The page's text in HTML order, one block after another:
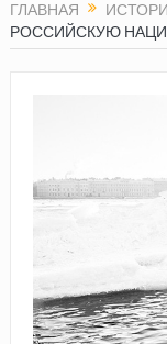
ГЛАВНАЯ
РОССИЙСКУЮ